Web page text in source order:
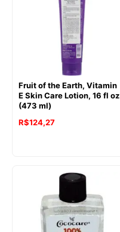
Fruit of the Earth, Vitamin
E Skin Care Lotion, 16 fl oz
(473 ml)
R$124,27